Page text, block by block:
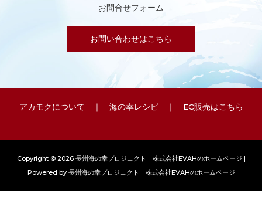
e
b
o
o
t
t
e
r
a
g
r
m
お問合せフォーム
お問い合わせはこちら
アカモクについて ｜ 海の幸レシピ｜ EC販売はこちら
Copyright © 2026 長州海の幸プロジェクト 株式会社EVAHのホームページ |
Powered by 長州海の幸プロジェクト 株式会社EVAHのホームページ